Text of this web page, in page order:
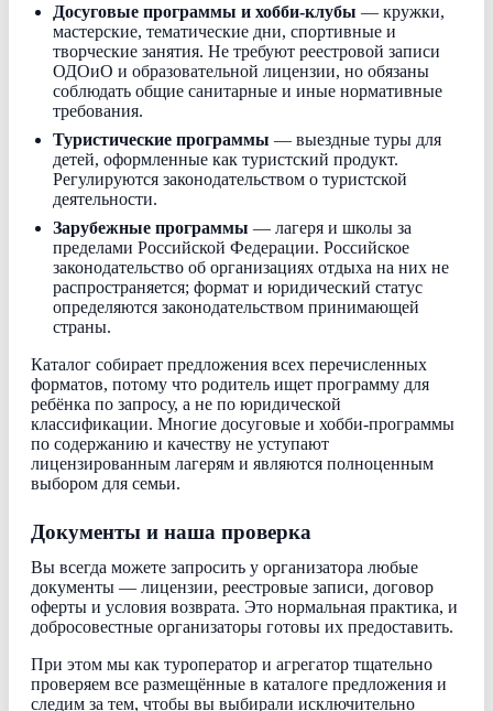
Досуговые программы и хобби-клубы — кружки,
мастерские, тематические дни, спортивные и
творческие занятия. Не требуют реестровой записи
ОДОиО и образовательной лицензии, но обязаны
соблюдать общие санитарные и иные нормативные
требования.
Туристические программы — выездные туры для
детей, оформленные как туристский продукт.
Регулируются законодательством о туристской
деятельности.
Зарубежные программы — лагеря и школы за
пределами Российской Федерации. Российское
законодательство об организациях отдыха на них не
распространяется; формат и юридический статус
определяются законодательством принимающей
страны.
Каталог собирает предложения всех перечисленных
форматов, потому что родитель ищет программу для
ребёнка по запросу, а не по юридической
классификации. Многие досуговые и хобби-программы
по содержанию и качеству не уступают
лицензированным лагерям и являются полноценным
выбором для семьи.
Документы и наша проверка
Вы всегда можете запросить у организатора любые
документы — лицензии, реестровые записи, договор
оферты и условия возврата. Это нормальная практика, и
добросовестные организаторы готовы их предоставить.
При этом мы как туроператор и агрегатор тщательно
проверяем все размещённые в каталоге предложения и
следим за тем, чтобы вы выбирали исключительно